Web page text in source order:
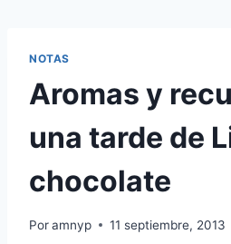
NOTAS
Aromas y
una tarde de
chocolate
Poramnyp 11 septiembre, 2013